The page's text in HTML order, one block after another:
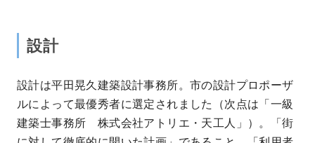
設計
設計は平田晃久建築設計事務所。市の設計プロポーザ
ルによって最優秀者に選定されました（次点は「一級
建築士事務所 株式会社アトリエ・天工人」）。「街